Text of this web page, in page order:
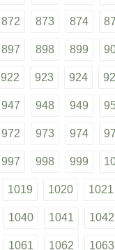
872 873 874
897 898 899
922 923 924
947 948 949
972 973 974
997 998 999
1019 1020 1021
1040 1041 1042
1061 1062 1063